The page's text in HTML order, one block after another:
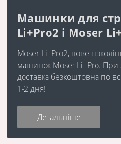
Машинки для
Li+Pro2 і Moser
Moser Li+Pro2, нове
машинок Moser Li+Pro.
доставка безкоштовна по
1-2 дня!
Детальніше